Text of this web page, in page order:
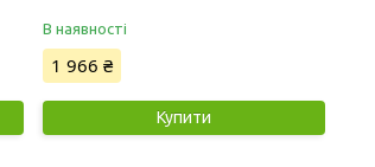
В наявності
1 966 ₴
Купити